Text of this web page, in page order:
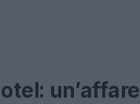
un’affare